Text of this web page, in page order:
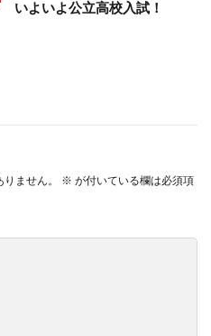
いよいよ公立高校入試！
ません。 ※ が付いている欄は必須項